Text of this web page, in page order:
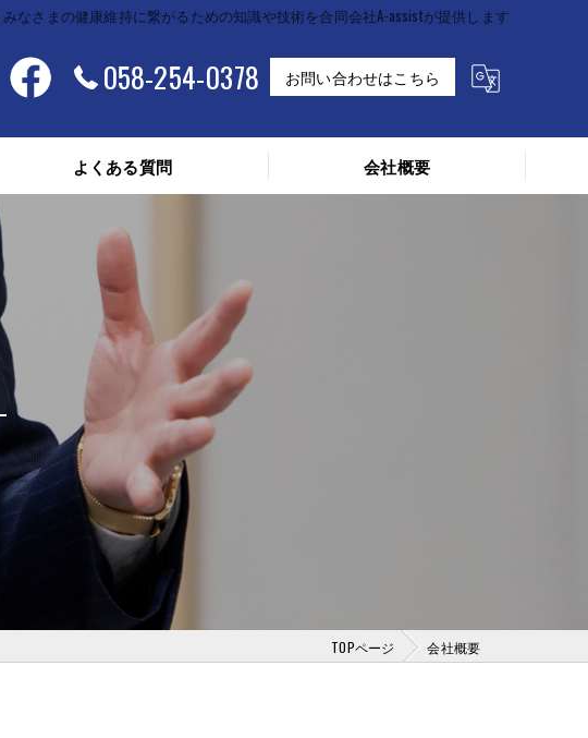
なさまの健康維持に繋がるための知識や技術を合同会社A-assistが提供します
058-254-0378 お問い合わせはこちら
よくある質問 会社概要
TOPページ 会社概要